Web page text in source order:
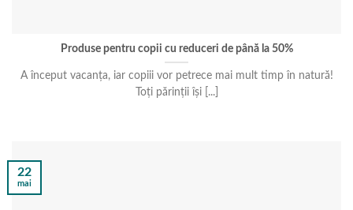
Produse pentru copii cu reduceri de până la 50%
A început vacanța, iar copiii vor petrece mai mult timp în natură!
Toți părinții își [...]
22
mai